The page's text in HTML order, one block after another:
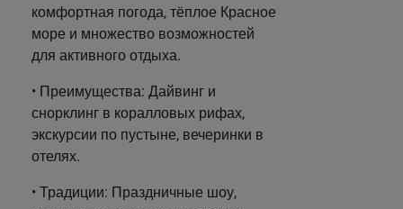
комфортная погода, тёплое Красное
море и множество возможностей
для активного отдыха.
• Преимущества: Дайвинг и
снорклинг в коралловых рифах,
экскурсии по пустыне, вечеринки в
отелях.
• Традиции: Праздничные шоу,